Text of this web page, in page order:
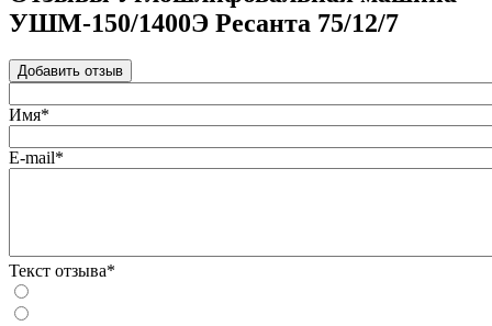
УШМ-150/1400Э Ресанта 75/12/7
Добавить отзыв
Имя*
E-mail*
Текст отзыва*